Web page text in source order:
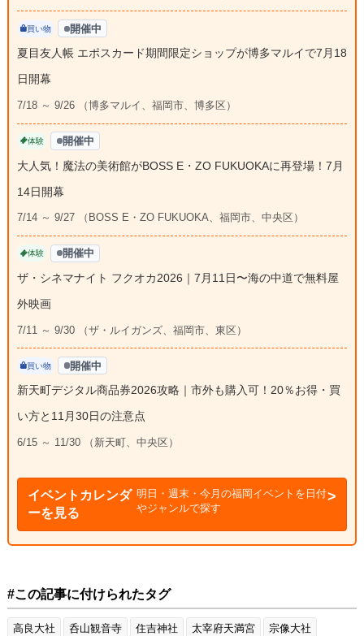
買い物 開催中
夏目友人帳 エポスカード期間限定ショップが博多マルイで7月18
日開幕
7/18 ～ 9/26 （博多マルイ、福岡市、博多区）
体験 開催中
大人気！魔法の美術館がBOSS E・ZO FUKUOKAに再登場！7月
14日開幕
7/14 ～ 9/27 （BOSS E・ZO FUKUOKA、福岡市、中央区）
体験 開催中
ザ・シネマナイト フクオカ2026｜7月11日〜海の中道で無料屋
外映画
7/11 ～ 9/30 （ザ・ルイガンズ、福岡市、東区）
買い物 開催中
新天町デジタル商品券2026攻略｜市外も購入可！20％お得・買
い方と11月30日の注意点
6/15 ～ 11/30 （新天町、中央区）
イベントカレンダ
ーを見る
明日・週末・今月の福岡イベントを日付
やジャンルで探す
#この記事に付けられたタグ
高良大社 呑山観音寺 住吉神社 太宰府天満宮 宗像大社